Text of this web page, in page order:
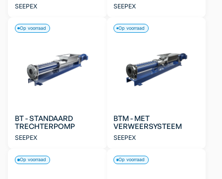
SEEPEX SEEPEX
BT - STANDAARD
TRECHTERPOMP
SEEPEX
Op voorraad
BTM - MET
VERWEERSYSTEEM
SEEPEX
Op voorraad
Op voorraad Op voorraad